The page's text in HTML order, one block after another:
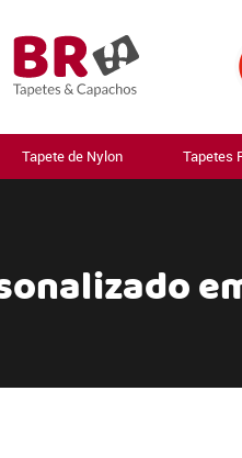
Tapete de Nylon Tapetes